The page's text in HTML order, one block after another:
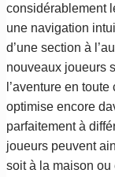
considérablement
une navigation
d’une section à
nouveaux joueurs
l’aventure en
optimise encore
parfaitement à
joueurs peuvent
soit à la maison ou